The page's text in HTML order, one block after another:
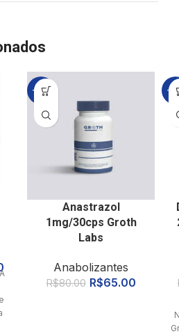
-19%
Anastrazol
1mg/30cps Groth
Labs
Anabolizantes
R$80.00 R$65.00
-